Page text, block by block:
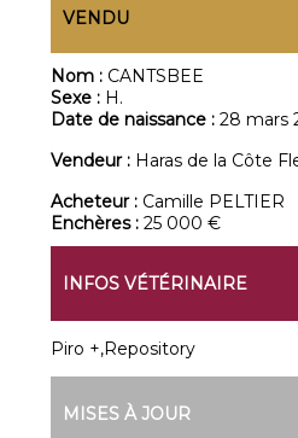
VENDU
Nom : CANTSBEE
Sexe : H.
Date de naissance :28 mars
Vendeur : Haras de la Côte
Acheteur : Camille PELTIER
Enchères :25 000 €
INFOS VÉTÉRINAIRE
Piro +,Repository
MISES À JOUR